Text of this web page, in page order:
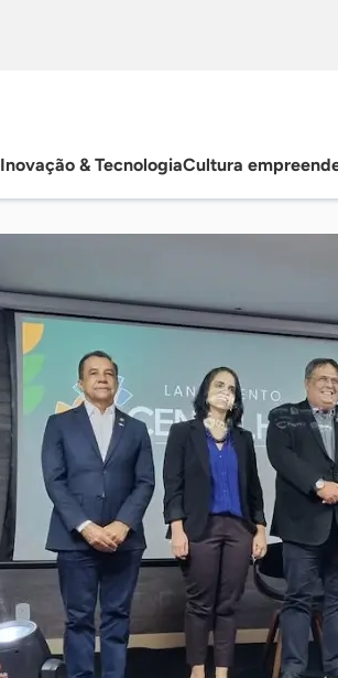
Inovação & TecnologiaCultura